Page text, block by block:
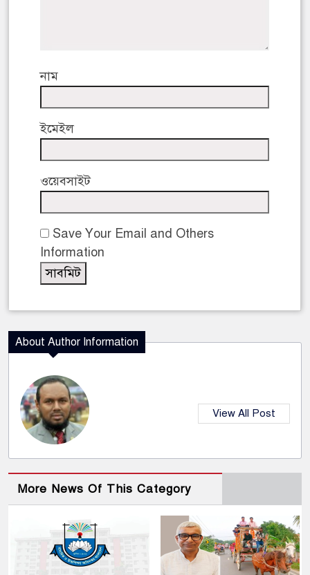
নাম
ইমেইল
ওয়েবসাইট
Save Your Email and Others
Information
About Author Information
View All Post
More News Of This Category